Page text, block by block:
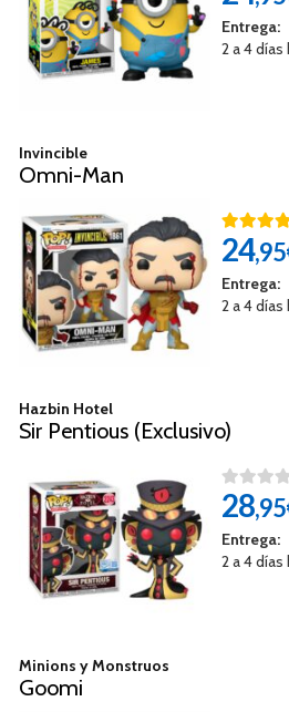
Entrega:
2 a 4 días
Invincible
Omni-Man
24
Entrega:
2 a 4 días
Hazbin Hotel
Sir Pentious (Exclusivo)
28
Entrega:
2 a 4 días
Minions y Monstruos
Goomi